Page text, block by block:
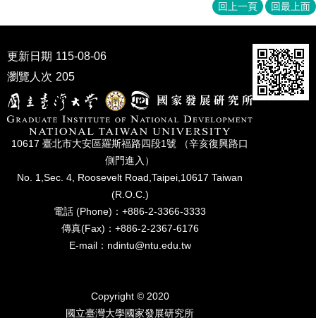
研
期
刊
口
試
回上一頁 回最上面
更新日期 115-08-06
瀏覽人次 205
10617 臺北市⼤安區羅斯福路四段1號 （辛亥復興路⼝
側⾨進入）
No. 1,Sec. 4, Roosevelt Road,Taipei,10617 Taiwan
(R.O.C.)
電話 (Phone)：+886-2-3366-3333
傳真(Fax)：+886-2-2367-6176
E-mail：ndintu@ntu.edu.tw
Copyright © 2020
國立臺灣⼤學國家發展研究所